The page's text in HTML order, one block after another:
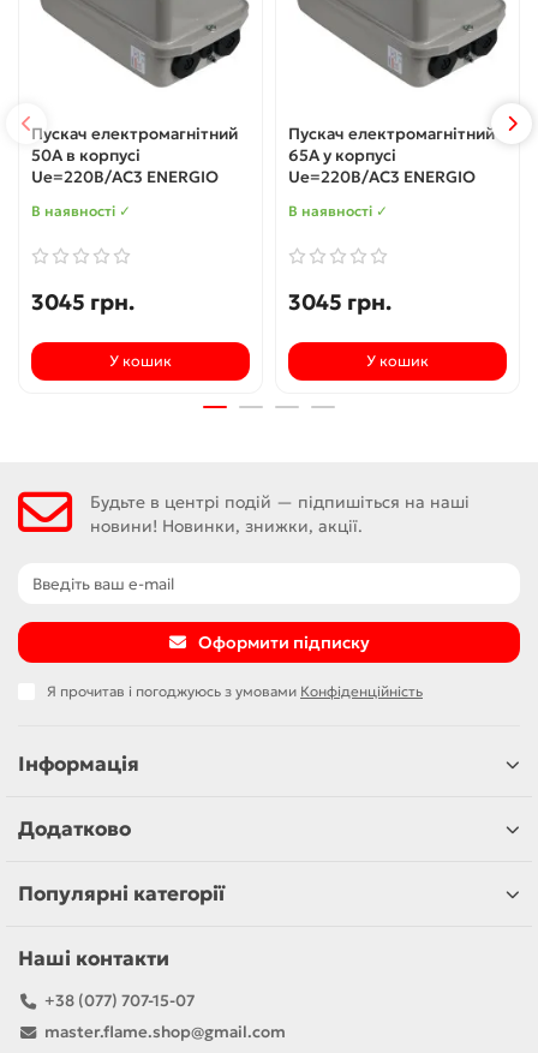
Пускач електромагнітний
50А в корпусі
Ue=220В/AC3 ENERGIO
В наявності ✓
3045 грн.
У кошик
Пускач електромагнітний
65А у корпусі
Ue=220В/AC3 ENERGIO
В наявності ✓
3045 грн.
У кошик
Будьте в центрі подій — підпишіться на наші
новини! Новинки, знижки, акції.
Оформити підписку
Я прочитав і погоджуюсь з умовами Конфіденційність
Інформація
Додатково
Популярні категорії
Наші контакти
+38 (077) 707-15-07
master.flame.shop@gmail.com